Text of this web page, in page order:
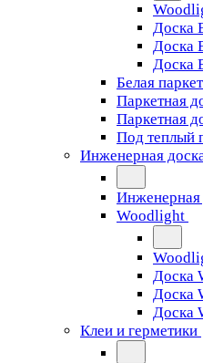
Доска
Доска
Доска
Белая
Паркетная
Паркетная
Под теплый
Инженерная
Инженерная
Woodlight
Доска
Доска
Доска
Клеи и герметики